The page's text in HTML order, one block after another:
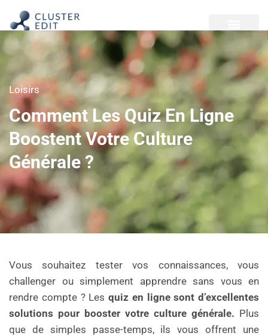
Loisirs
Comment Les Quiz En Ligne
Boostent Votre Culture
Générale ?
Vous souhaitez tester vos connaissances, vous
challenger ou simplement apprendre sans vous en
rendre compte ? Les quiz en ligne sont d’excellentes
solutions pour booster votre culture générale. Plus
que de simples passe-temps, ils vous offrent une